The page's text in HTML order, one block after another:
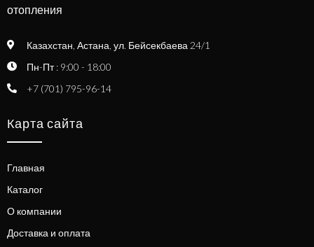
отопления
Казахстан, Астана, ул. Бейсекбаева 24/1
Пн-Пт : 9:00 - 18:00
+7 (701) 795-96-14
Карта сайта
Главная
Каталог
О компании
Доставка и оплата